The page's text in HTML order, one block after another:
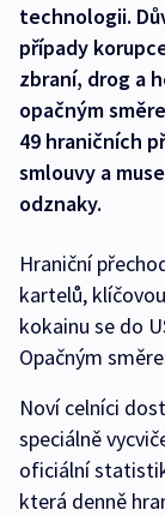
technologii.
případy
zbraní, drog a
opačným
49 hraničních
smlouvy a
odznaky.
Hraniční
kartelů,
kokainu se do
Opačným
Noví celníci
speciálně
oficiální
která denně